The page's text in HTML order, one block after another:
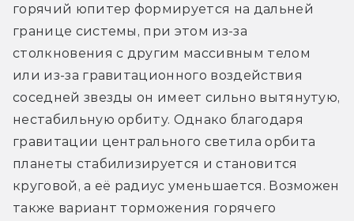
горячий юпитер формируется на дальней
границе системы, при этом из-за
столкновения с другим массивным телом
или из-за гравитационного воздействия
соседней звезды он имеет сильно вытянутую,
нестабильную орбиту. Однако благодаря
гравитации центрального светила орбита
планеты стабилизируется и становится
круговой, а её радиус уменьшается. Возможен
также вариант торможения горячего